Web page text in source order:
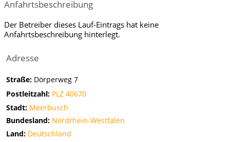
Anfahrtsbeschreibung
Der Betreiber dieses Lauf-Eintrags hat keine
Anfahrtsbeschreibung hinterlegt.
Adresse
Straße: Dörperweg 7
Postleitzahl: PLZ 40670
Stadt: Meerbusch
Bundesland: Nordrhein-Westfalen
Land: Deutschland